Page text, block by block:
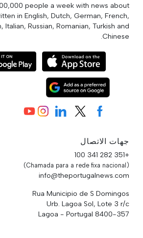
people a week with news about
in English, Dutch, German, French,
Italian, Russian, Romanian, Turkish and
Chinese.
جهات الاتصال
+351 282 341 100
(Chamada para a rede fixa nacional)
info@theportugalnews.com
Rua Municipio de S Domingos
Urb. Lagoa Sol, Lote 3 r/c
8400-357 Lagoa - Portugal